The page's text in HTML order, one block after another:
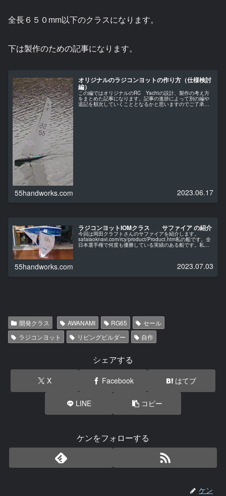
全長６５０mm以下のクラスになります。
下は製作のための記事になります。
オリジナルのラジコンヨットの作り方（仕様検討
編）
この編ではオリジナルのRC Yachtの設計、製作の考え方
をまとめた記事になります。記事の進捗によって別の編や
追記を順次していくこととなるかと思いますのでご了承く
55handworks.com 2023.06.17
ラジコンヨットIOMクラス サファイア の紹介
今回は岡田クラフトさんのサファイアを紹介します。
safaiaoknavi.com/rcy/product/Product.htm私の船です。全
日本選手権で何度も優勝している実績のある船です。私は
その優勝した船を譲っていただきました。私にとっ...
55handworks.com 2023.07.03
開発クラス AWANAMI RG65
セール
ラジコンヨット
リビングビルダー 自作
シェアする
X Facebook はてブ
LINE コピー
ケンをフォローする
ケン